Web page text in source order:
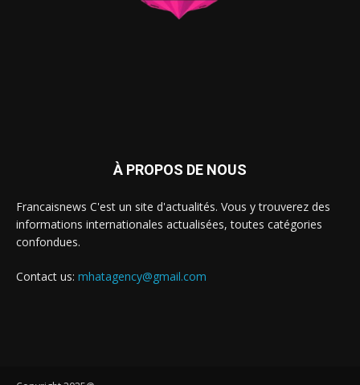
À PROPOS DE NOUS
Francaisnews C'est un site d'actualités. Vous y trouverez des
informations internationales actualisées, toutes catégories
confondues.
Contact us: mhatagency@gmail.com